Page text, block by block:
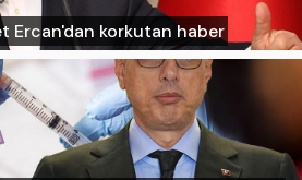
Ercan'dan korkutan haber